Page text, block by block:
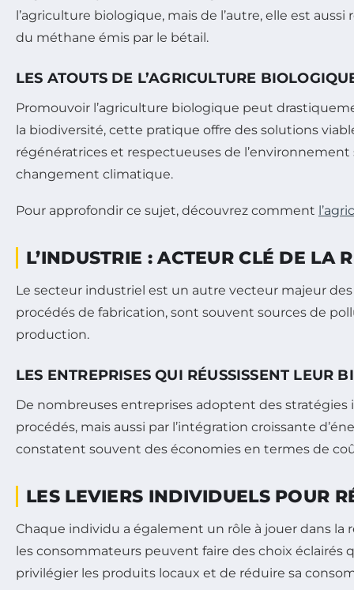
l’agriculture biologique, mais de l’autre, elle est
du méthane émis par le bétail.
LES ATOUTS DE L’AGRICULTURE
Promouvoir l’agriculture biologique peut
la biodiversité, cette pratique offre des solutions
régénératrices et respectueuses de
changement climatique.
Pour approfondir ce sujet, découvrez comment
L’INDUSTRIE : ACTEUR CLÉ DE LA
Le secteur industriel est un autre vecteur majeur
procédés de fabrication, sont souvent sources de
production.
LES ENTREPRISES QUI RÉUSSISSENT LEUR
De nombreuses entreprises adoptent des stratégies
procédés, mais aussi par l’intégration croissante
constatent souvent des économies en termes de
LES LEVIERS INDIVIDUELS POUR
Chaque individu a également un rôle à jouer dans
les consommateurs peuvent faire des choix éclairés
privilégier les produits locaux et de réduire sa